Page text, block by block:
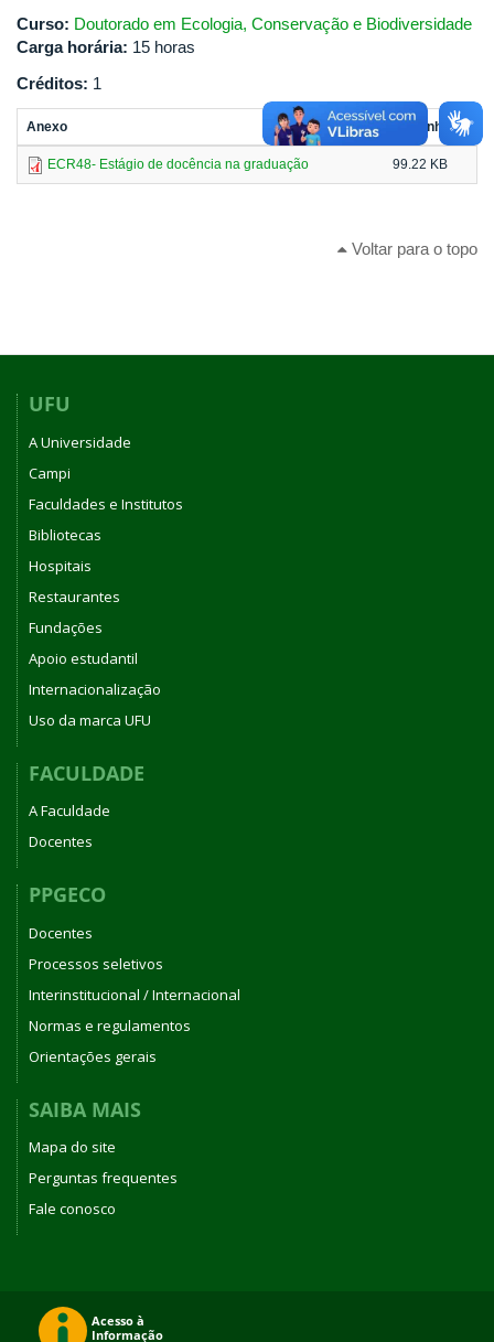
Curso: Doutorado em Ecologia, Conservação e Biodiversidade
Carga horária: 15 horas
Créditos: 1
Anexo Tamanho
ECR48- Estágio de docência na graduação 99.22 KB
Voltar para o topo
UFU
A Universidade
Campi
Faculdades e Institutos
Bibliotecas
Hospitais
Restaurantes
Fundações
Apoio estudantil
Internacionalização
Uso da marca UFU
FACULDADE
A Faculdade
Docentes
PPGECO
Docentes
Processos seletivos
Interinstitucional / Internacional
Normas e regulamentos
Orientações gerais
SAIBA MAIS
Mapa do site
Perguntas frequentes
Fale conosco